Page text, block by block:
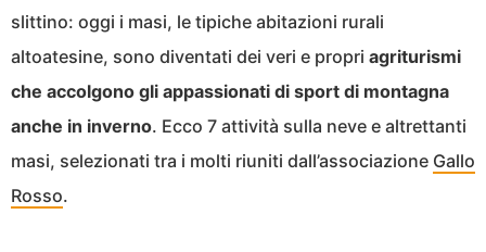
slittino: oggi i masi, le tipiche abitazioni rurali
altoatesine, sono diventati dei veri e propri agriturismi
che accolgono gli appassionati di sport di montagna
anche in inverno. Ecco 7 attività sulla neve e altrettanti
masi, selezionati tra i molti riuniti dall’associazione Gallo
Rosso.